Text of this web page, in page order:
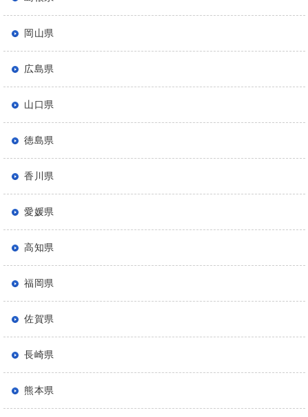
岡山県
広島県
山口県
徳島県
香川県
愛媛県
高知県
福岡県
佐賀県
長崎県
熊本県